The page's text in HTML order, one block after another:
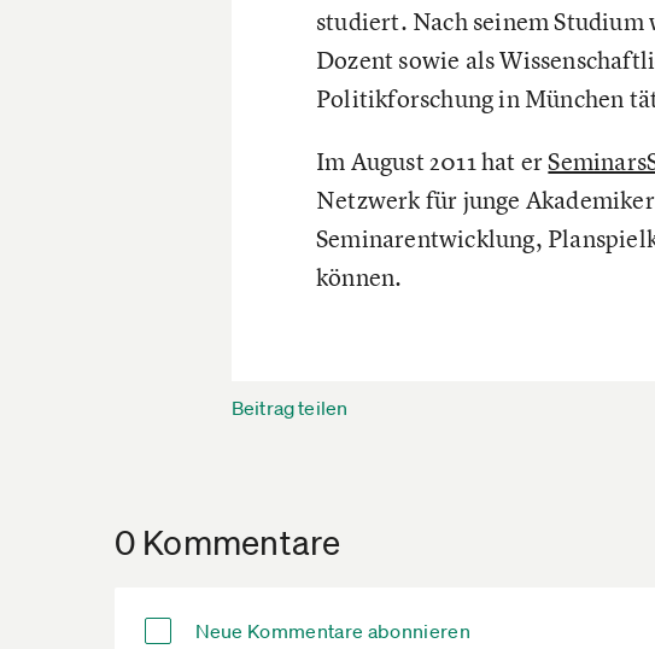
studiert. Nach seinem
Dozent sowie als
Politikforschung in München
Im August 2011 hat er
Netzwerk für junge
Seminarentwicklung,
können.
Beitrag teilen
0 Kommentare
Neue Kommentare abonnieren